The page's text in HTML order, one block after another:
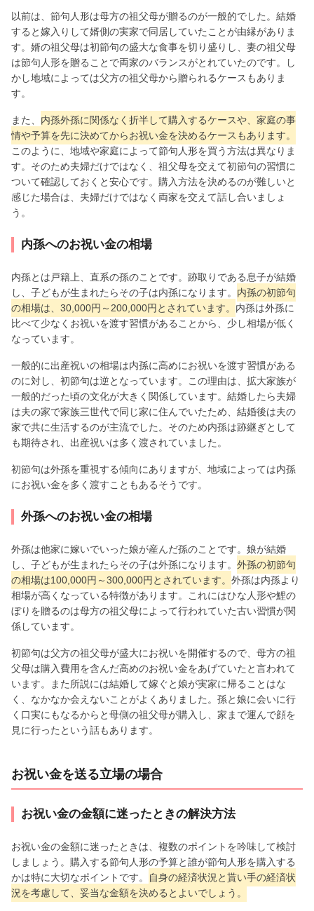
以前は、節句人形は母方の祖父母が贈るのが一般的でした。結婚
すると嫁入りして婿側の実家で同居していたことが由縁がありま
す。婿の祖父母は初節句の盛大な食事を切り盛りし、妻の祖父母
は節句人形を贈ることで両家のバランスがとれていたのです。し
かし地域によっては父方の祖父母から贈られるケースもありま
す。
また、 内孫外孫に関係なく折半して購入するケースや、家庭の事
情や予算を先に決めてからお祝い金を決めるケースもあります。
このように、地域や家庭によって節句人形を買う方法は異なりま
す。そのため夫婦だけではなく、祖父母を交えて初節句の習慣に
ついて確認しておくと安心です。購入方法を決めるのが難しいと
感じた場合は、夫婦だけではなく両家を交えて話し合いましょ
う。
内孫へのお祝い金の相場
内孫とは戸籍上、直系の孫のことです。跡取りである息子が結婚
し、子どもが生まれたらその子は内孫になります。 内孫の初節句
の相場は、30,000円～200,000円とされています。 内孫は外孫に
比べて少なくお祝いを渡す習慣があることから、少し相場が低く
なっています。
一般的に出産祝いの相場は内孫に高めにお祝いを渡す習慣がある
のに対し、初節句は逆となっています。この理由は、拡大家族が
一般的だった頃の文化が大きく関係しています。結婚したら夫婦
は夫の家で家族三世代で同じ家に住んでいたため、結婚後は夫の
家で共に生活するのが主流でした。そのため内孫は跡継ぎとして
も期待され、出産祝いは多く渡されていました。
初節句は外孫を重視する傾向にありますが、地域によっては内孫
にお祝い金を多く渡すこともあるそうです。
外孫へのお祝い金の相場
外孫は他家に嫁いでいった娘が産んだ孫のことです。娘が結婚
し、子どもが生まれたらその子は外孫になります。 外孫の初節句
の相場は100,000円～300,000円とされています。 外孫は内孫より
相場が高くなっている特徴があります。これにはひな人形や鯉の
ぼりを贈るのは母方の祖父母によって行われていた古い習慣が関
係しています。
初節句は父方の祖父母が盛大にお祝いを開催するので、母方の祖
父母は購入費用を含んだ高めのお祝い金をあげていたと言われて
います。また所説には結婚して嫁ぐと娘が実家に帰ることはな
く、なかなか会えないことがよくありました。孫と娘に会いに行
く口実にもなるからと母側の祖父母が購入し、家まで運んで顔を
見に行ったという話もあります。
お祝い金を送る立場の場合
お祝い金の金額に迷ったときの解決方法
お祝い金の金額に迷ったときは、複数のポイントを吟味して検討
しましょう。購入する節句人形の予算と誰が節句人形を購入する
かは特に大切なポイントです。
自身の経済状況と貰い手の経済状
況を考慮して、妥当な金額を決めるとよいでしょう。